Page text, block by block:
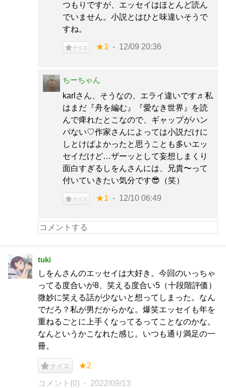
つもりですが、エッセイはほとんど読ん
でいません。小説とはひと味違いそうで
すね。
ナイス ★1 12/09 20:36
ちーちゃん
karlさん、そうなの、エライ違いです♬私
はまだ『舟を編む』『愛なき世界』を読
んで痺れたとこなので、ギャップがハン
パない♡作家さんによっては小説だけに
しとけばよかったと思うことも多いエッ
セイだけど…ザーッとして妄想しまくり
面白すぎるしをんさんには、兄貴〜って
付いていきたい気分です😎（笑）
ナイス ★1 12/10 06:49
tuki
しをんさんのエッセイは大好き。今回のいっちゃ
ってる度合いが8、笑える度合い5（十段階評価）
微妙に笑える話が少ないと想ってしまった。なん
でだろ？私が男だからかな。爆笑エッセイも年を
重ねるごとに上手くなってるってことなのかな。
なんというかこなれた感じ。いつも通り満足の一
冊。
ナイス ★2
コメント(0) 2022/09/13